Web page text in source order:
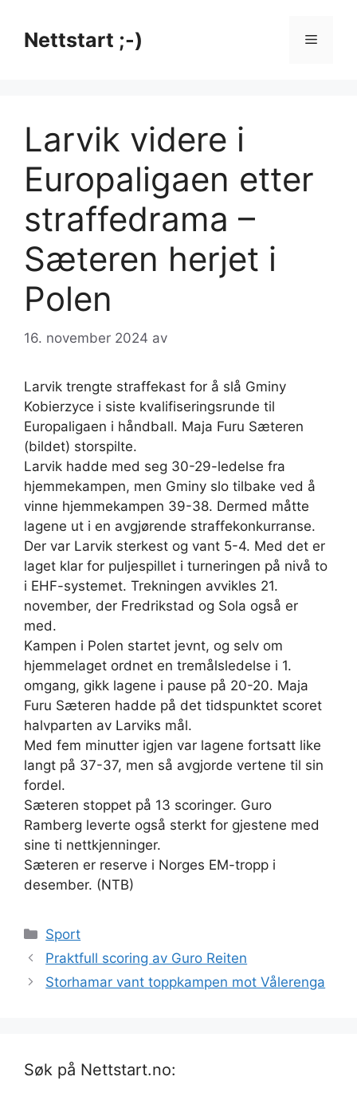
innholdNettstart ;-) Meny
Larvik videre i
Europaligaen etter
straffedrama –
Sæteren herjet i
Polen
16. november 2024 av
Larvik trengte straffekast for å slå Gminy
Kobierzyce i siste kvalifiseringsrunde til
Europaligaen i håndball. Maja Furu Sæteren
(bildet) storspilte.
Larvik hadde med seg 30-29-ledelse fra
hjemmekampen, men Gminy slo tilbake ved å
vinne hjemmekampen 39-38. Dermed måtte
lagene ut i en avgjørende straffekonkurranse.
Der var Larvik sterkest og vant 5-4. Med det er
laget klar for puljespillet i turneringen på nivå to
i EHF-systemet. Trekningen avvikles 21.
november, der Fredrikstad og Sola også er
med.
Kampen i Polen startet jevnt, og selv om
hjemmelaget ordnet en tremålsledelse i 1.
omgang, gikk lagene i pause på 20-20. Maja
Furu Sæteren hadde på det tidspunktet scoret
halvparten av Larviks mål.
Med fem minutter igjen var lagene fortsatt like
langt på 37-37, men så avgjorde vertene til sin
fordel.
Sæteren stoppet på 13 scoringer. Guro
Ramberg leverte også sterkt for gjestene med
sine ti nettkjenninger.
Sæteren er reserve i Norges EM-tropp i
desember. (NTB)
Kategorier
Sport
Praktfull scoring av Guro Reiten
Storhamar vant toppkampen mot Vålerenga
Søk på Nettstart.no: